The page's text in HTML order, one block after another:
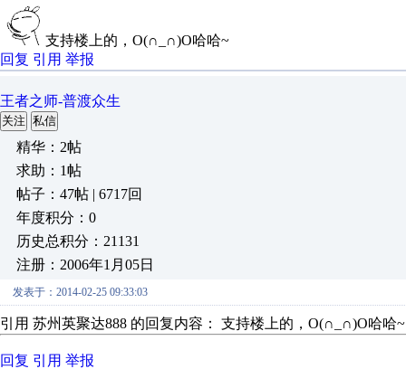
支持楼上的，O(∩_∩)O哈哈~
回复 引用 举报
王者之师-普渡众生
关注 私信
精华：2帖
求助：1帖
帖子：47帖 | 6717回
年度积分：0
历史总积分：21131
注册：2006年1月05日
发表于：2014-02-25 09:33:03
引用 苏州英聚达888 的回复内容： 支持楼上的，O(∩_∩)O哈哈
回复 引用 举报